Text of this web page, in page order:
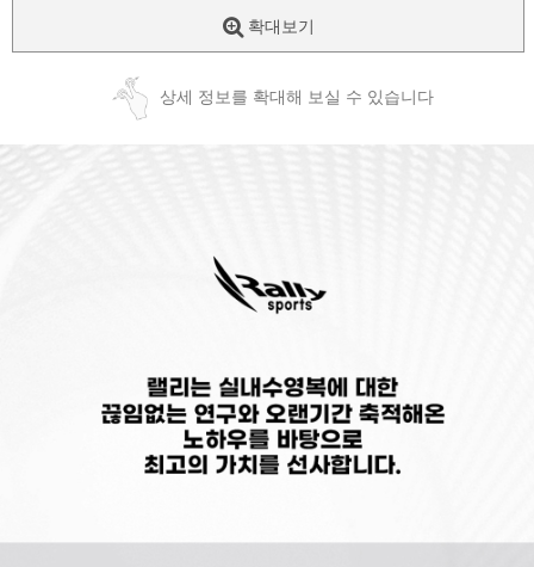
확대보기
상세 정보를 확대해 보실 수 있습니다